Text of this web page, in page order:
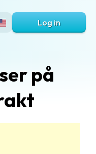
Log in
på